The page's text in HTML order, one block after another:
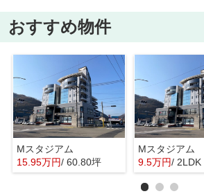
おすすめ物件
Mスタジアム
15.95万円/ 60.80坪
Mスタジアム
9.5万円/ 2LDK